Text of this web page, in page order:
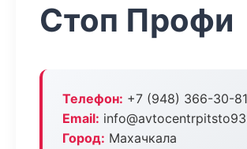
Стоп Профи
Телефон: +7 (948) 366-30-81
Email:
Город: Махачкала